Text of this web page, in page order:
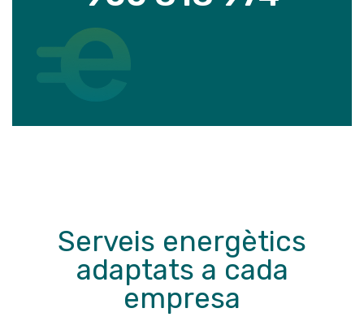
Serveis energètics
adaptats a cada
empresa